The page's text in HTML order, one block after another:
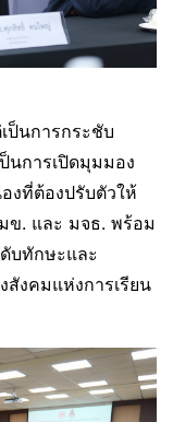
ป็นการกระชับ
นการเปิดมุมมอง
งที่ต้องปรับตัวให้
ข. และ มจธ. พร้อม
บทักษะและ
สังคมแห่งการเรียน